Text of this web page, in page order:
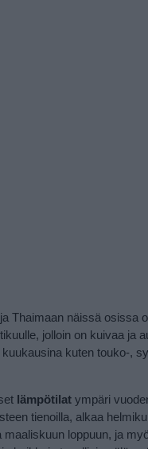
Thaimaan näissä osissa
jolloin on kuivaa ja
kuten touko-,
lämpötilat ympäri
tienoilla, alkaa
loppuun, ja